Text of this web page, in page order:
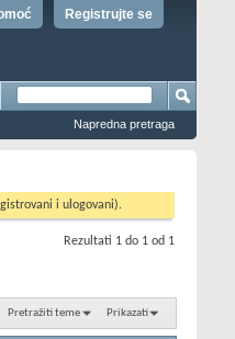
Registrujte se
Napredna pretraga
i ulogovani).
Rezultati 1 do 1 od 1
Pretražiti teme Prikazati